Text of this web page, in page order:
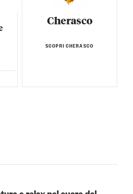
Cherasco
SCOPRI CHERASCO